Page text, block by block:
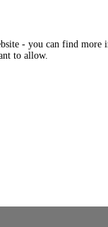
- you can find more
to allow.